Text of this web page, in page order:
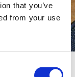
that you’ve
from your use
i lakritsen.
mörk choklad